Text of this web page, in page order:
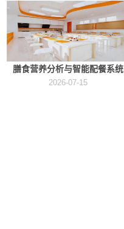
膳食营养分析与智能配餐系统
2026-07-15